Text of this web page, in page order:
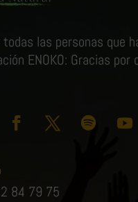
todas las personas que
ENOKO: Gracias por
84 79 75